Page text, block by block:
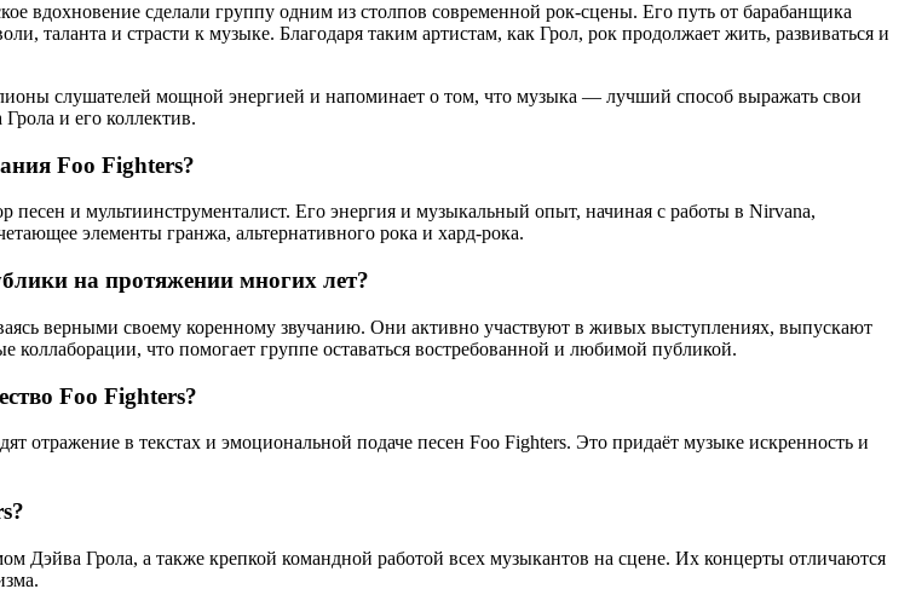
вдохновение сделали группу одним из столпов современной рок-сцены. Его путь от барабанщика
таланта и страсти к музыке. Благодаря таким артистам, как Грол, рок продолжает жить, развиваться и
слушателей мощной энергией и напоминает о том, что музыка — лучший способ выражать свои
и его коллектив.
Foo Fighters?
и мультиинструменталист. Его энергия и музыкальный опыт, начиная с работы в Nirvana,
элементы гранжа, альтернативного рока и хард-рока.
на протяжении многих лет?
верными своему коренному звучанию. Они активно участвуют в живых выступлениях, выпускают
что помогает группе оставаться востребованной и любимой публикой.
Foo Fighters?
отражение в текстах и эмоциональной подаче песен Foo Fighters. Это придаёт музыке искренность и
Дэйва Грола, а также крепкой командной работой всех музыкантов на сцене. Их концерты отличаются